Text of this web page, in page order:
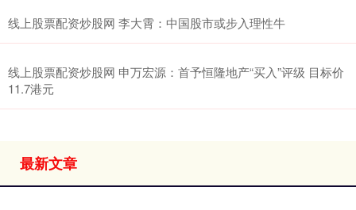
线上股票配资炒股网 李大霄：中国股市或步入理性牛
线上股票配资炒股网 申万宏源：首予恒隆地产“买入”评级 目标价
11.7港元
最新文章